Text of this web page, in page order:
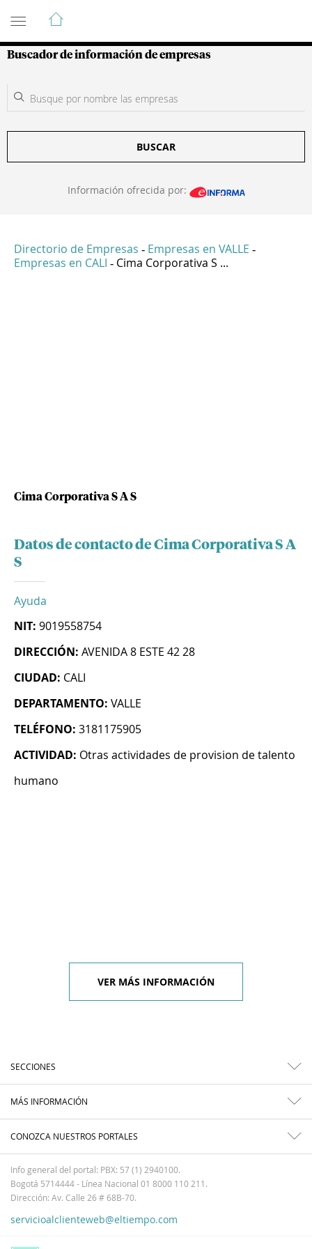
Guía de Empresas Colombianas
Buscador de información de empresas
BUSCAR
Información ofrecida por:
Directorio de Empresas - Empresas en VALLE -
Empresas en CALI - Cima Corporativa S ...
Cima Corporativa S A S
Datos de contacto de Cima Corporativa S A
S
Ayuda
NIT: 9019558754
DIRECCIÓN: AVENIDA 8 ESTE 42 28
CIUDAD: CALI
DEPARTAMENTO: VALLE
TELÉFONO: 3181175905
ACTIVIDAD: Otras actividades de provision de talento
humano
VER MÁS INFORMACIÓN
SECCIONES
MÁS INFORMACIÓN
CONOZCA NUESTROS PORTALES
Info general del portal: PBX: 57 (1) 2940100.
Bogotá 5714444 - Línea Nacional 01 8000 110 211.
Dirección: Av. Calle 26 # 68B-70.
servicioalclienteweb@eltiempo.com